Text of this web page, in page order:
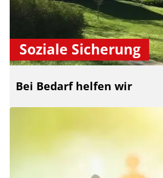
Soziale Sicherung
Bei Bedarf helfen wir